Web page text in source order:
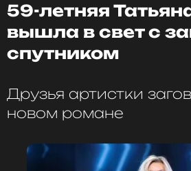
59-летняя
вышла в свет с
спутником
Друзья артистки
новом романе